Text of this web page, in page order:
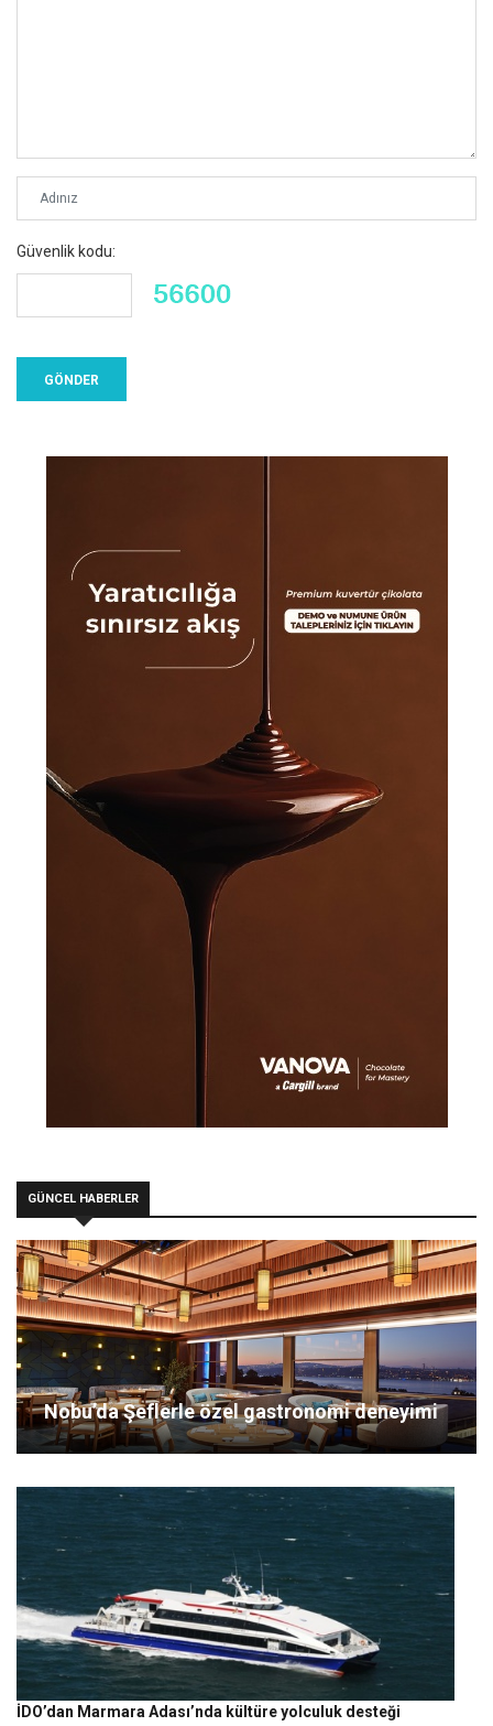
Güvenlik kodu:
GÜNCEL HABERLER
Nobu’da Şeflerle özel gastronomi deneyimi
İDO’dan Marmara Adası’nda kültüre yolculuk desteği